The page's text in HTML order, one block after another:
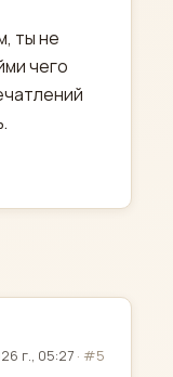
ты не
чего
г., 05:27 · #5